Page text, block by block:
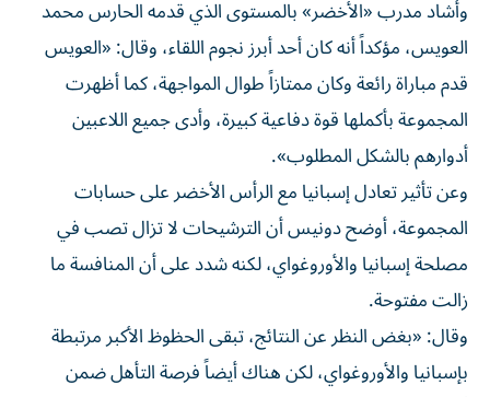
وأشاد مدرب «الأخضر» بالمستوى الذي قدمه الحارس محمد
العويس، مؤكداً أنه كان أحد أبرز نجوم اللقاء، وقال: «العويس
قدم مباراة رائعة وكان ممتازاً طوال المواجهة، كما أظهرت
المجموعة بأكملها قوة دفاعية كبيرة، وأدى جميع اللاعبين
أدوارهم بالشكل المطلوب».
وعن تأثير تعادل إسبانيا مع الرأس الأخضر على حسابات
المجموعة، أوضح دونيس أن الترشيحات لا تزال تصب في
مصلحة إسبانيا والأوروغواي، لكنه شدد على أن المنافسة ما
زالت مفتوحة.
وقال: «بغض النظر عن النتائج، تبقى الحظوظ الأكبر مرتبطة
بإسبانيا والأوروغواي، لكن هناك أيضاً فرصة التأهل ضمن